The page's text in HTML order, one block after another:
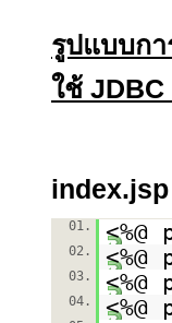
รูปแบบกา
ใช้
index.jsp
01. <%@
02. <%@
03. <%@
04. <%@